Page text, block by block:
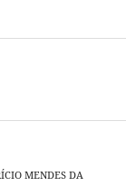
MENDES DA